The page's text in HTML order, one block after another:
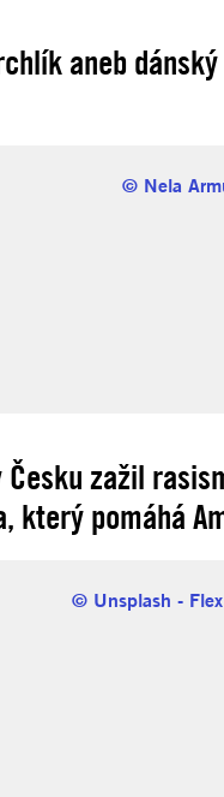
aneb
Česku zažil
který pomáhá